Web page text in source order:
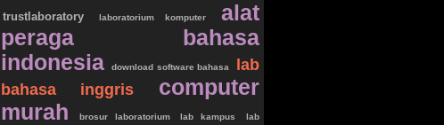
trustlaboratory laboratorium komputer
alat
peraga bahasa
indonesia
download software bahasa
lab
bahasa inggris
computer
murah
brosur laboratorium lab kampus lab